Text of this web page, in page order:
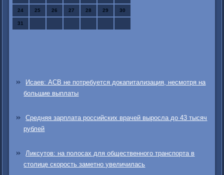
24 25 26 27 28 29 30
31
Исаев: АСВ не потребуется докапитализация, несмотря на
большие выплаты
Средняя зарплата российских врачей выросла до 43 тысяч
рублей
Ликсутов: на полосах для общественного транспорта в
столице скорость заметно увеличилась